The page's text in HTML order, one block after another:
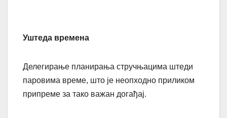
Уштеда времена
Делегирање планирања стручњацима штеди
паровима време, што је неопходно приликом
припреме за тако важан догађај.